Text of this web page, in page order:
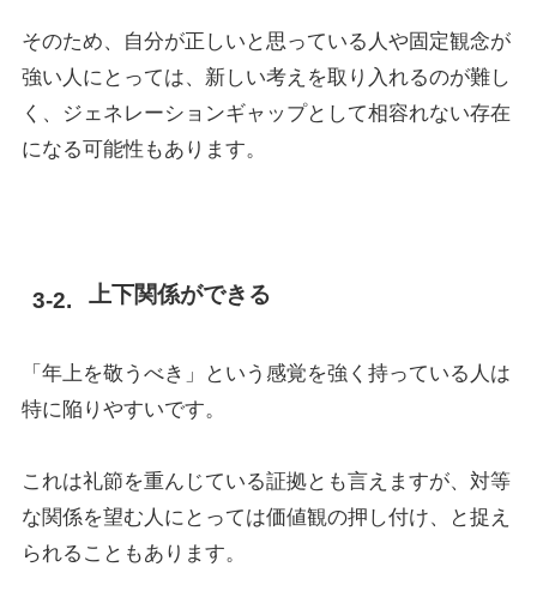
そのため、自分が正しいと思っている人や固定観念が
強い人にとっては、新しい考えを取り入れるのが難し
く、ジェネレーションギャップとして相容れない存在
になる可能性もあります。
上下関係ができる
「年上を敬うべき」という感覚を強く持っている人は
特に陥りやすいです。
これは礼節を重んじている証拠とも言えますが、対等
な関係を望む人にとっては価値観の押し付け、と捉え
られることもあります。